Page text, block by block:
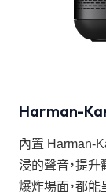
Harman-
內置 Harman-
浸的聲音，提升
爆炸場面，都